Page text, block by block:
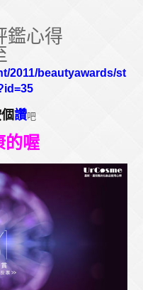
鑑心得
2011/beautyawards/st
讚吧
的喔